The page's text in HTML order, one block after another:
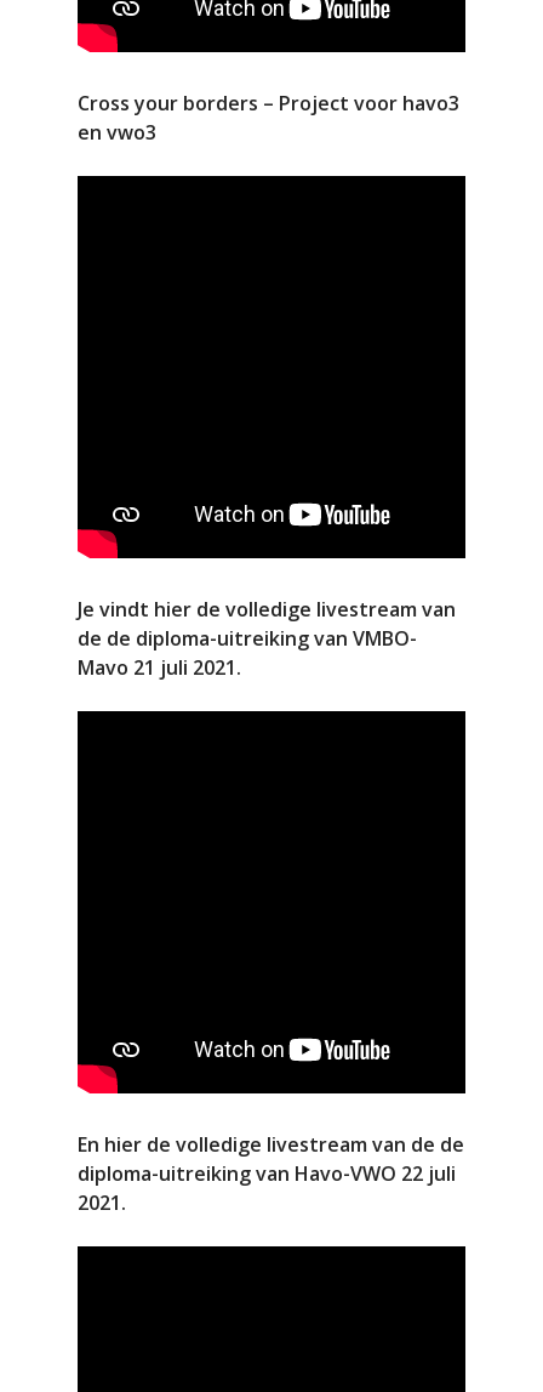
Cross your borders – Project voor havo3
en vwo3
Je vindt hier de volledige livestream van
de de diploma-uitreiking van VMBO-
Mavo 21 juli 2021.
En hier de volledige livestream van de de
diploma-uitreiking van Havo-VWO 22 juli
2021.